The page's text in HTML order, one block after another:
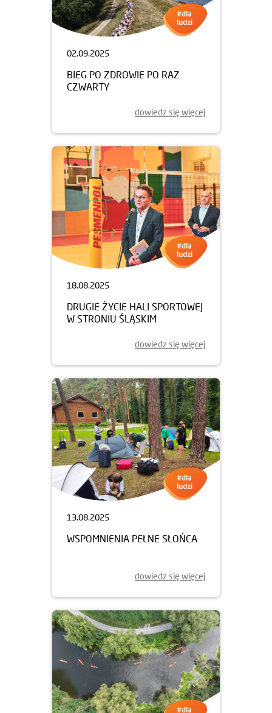
02.09.2025
BIEG PO ZDROWIE PO RAZ
CZWARTY
dowiedz się więcej
18.08.2025
DRUGIE ŻYCIE HALI SPORTOWEJ
W STRONIU ŚLĄSKIM
dowiedz się więcej
13.08.2025
WSPOMNIENIA PEŁNE SŁOŃCA
dowiedz się więcej